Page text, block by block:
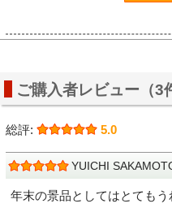
ご購入者レビュー（3
総評: 5.0
YUICHI
年末の景品としてはとてもう